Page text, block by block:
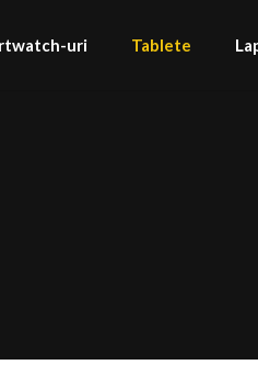
uri Tablete